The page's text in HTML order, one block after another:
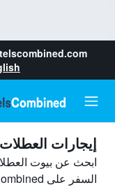
إيجارات
ابحث عن بيوت
السفر على HotelsCombined وقارن بينها ووفّر.